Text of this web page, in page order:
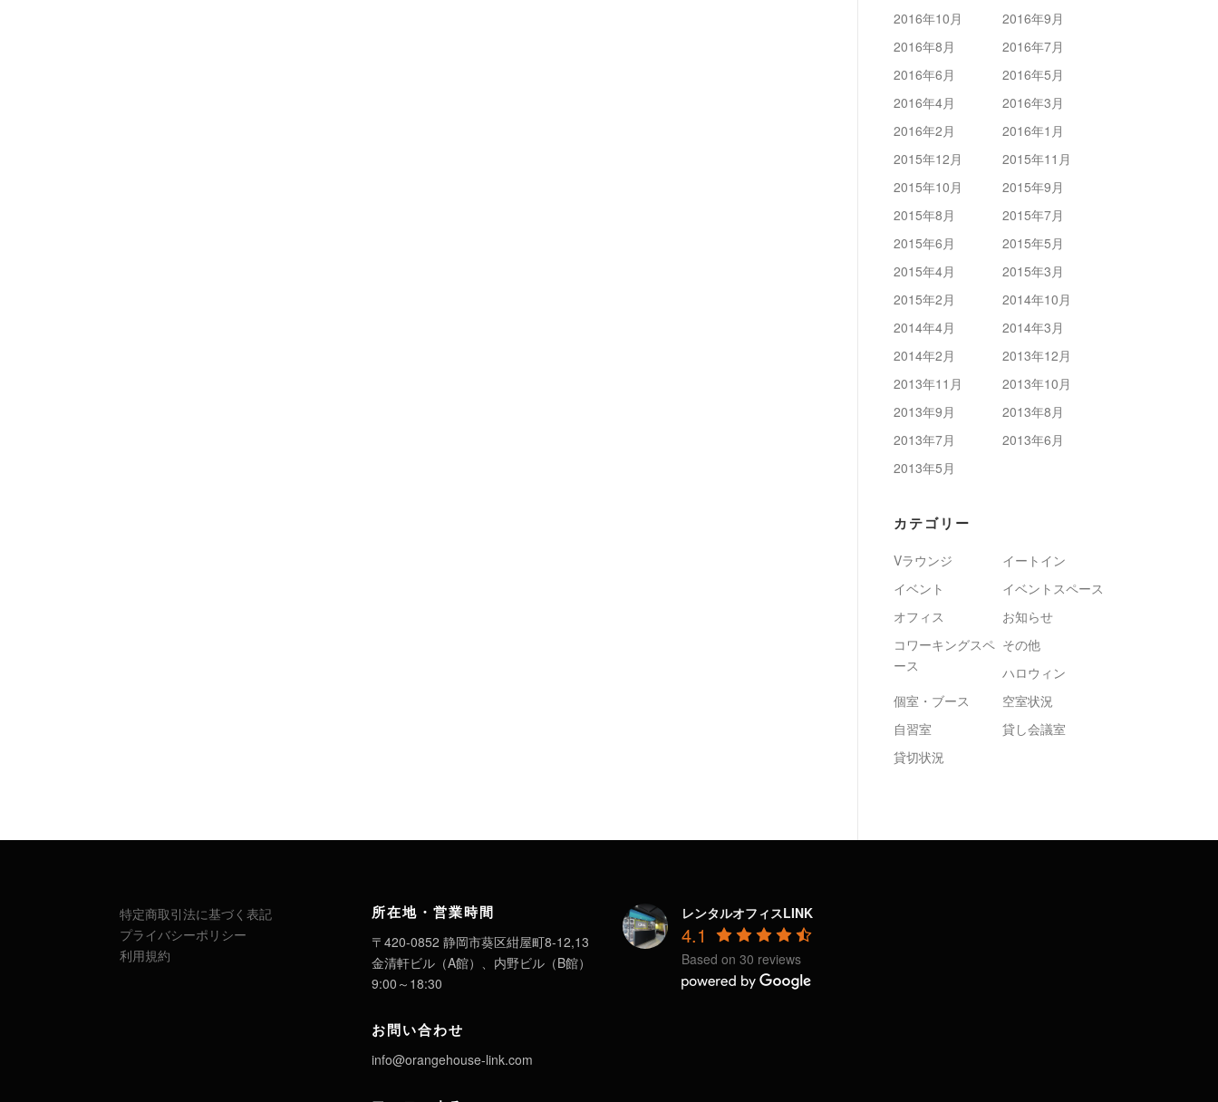
2016年10月
2016年9月
2016年8月
2016年7月
2016年6月
2016年5月
2016年4月
2016年3月
2016年2月
2016年1月
2015年12月
2015年11月
2015年10月
2015年9月
2015年8月
2015年7月
2015年6月
2015年5月
2015年4月
2015年3月
2015年2月
2014年10月
2014年4月
2014年3月
2014年2月
2013年12月
2013年11月
2013年10月
2013年9月
2013年8月
2013年7月
2013年6月
2013年5月
カテゴリー
Vラウンジ
イートイン
イベント
イベントスペース
オフィス
お知らせ
コワーキングスペ
ース
その他
ハロウィン
個室・ブース
空室状況
自習室
貸し会議室
貸切状況
特定商取引法に基づく表記
プライバシーポリシー
利用規約
所在地・営業時間
〒420-0852 静岡市葵区紺屋町8-12,13
金清軒ビル（A館）、内野ビル（B館）
9:00～18:30
お問い合わせ
info@orangehouse-link.com
レンタルオフィスLINK
4.1
Based on 30 reviews